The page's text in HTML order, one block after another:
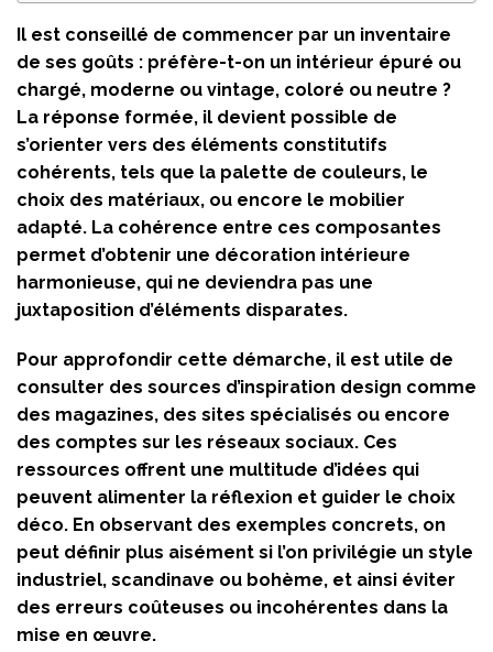
Il est conseillé de commencer par un inventaire
de ses goûts : préfère-t-on un intérieur épuré ou
chargé, moderne ou vintage, coloré ou neutre ?
La réponse formée, il devient possible de
s’orienter vers des éléments constitutifs
cohérents, tels que la palette de couleurs, le
choix des matériaux, ou encore le mobilier
adapté. La cohérence entre ces composantes
permet d’obtenir une décoration intérieure
harmonieuse, qui ne deviendra pas une
juxtaposition d’éléments disparates.
Pour approfondir cette démarche, il est utile de
consulter des sources d’inspiration design comme
des magazines, des sites spécialisés ou encore
des comptes sur les réseaux sociaux. Ces
ressources offrent une multitude d’idées qui
peuvent alimenter la réflexion et guider le choix
déco. En observant des exemples concrets, on
peut définir plus aisément si l’on privilégie un style
industriel, scandinave ou bohème, et ainsi éviter
des erreurs coûteuses ou incohérentes dans la
mise en œuvre.